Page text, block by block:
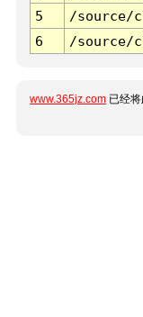
5
/source/
6
/source/
www.365jz.com 已经